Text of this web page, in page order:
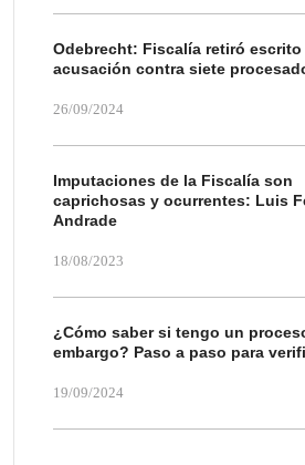
Odebrecht: Fiscalía retiró escrito
acusación contra siete
26/09/2024
Imputaciones de la Fiscalía son
caprichosas y ocurrentes: Luis
Andrade
18/08/2023
¿Cómo saber si tengo un
embargo? Paso a paso para
19/09/2024